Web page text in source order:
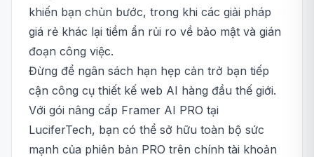
khiến bạn chùn bước, trong khi các giải pháp
giá rẻ khác lại tiềm ẩn rủi ro về bảo mật và gián
đoạn công việc.
Đừng để ngân sách hạn hẹp cản trở bạn tiếp
cận công cụ thiết kế web AI hàng đầu thế giới.
Với gói nâng cấp Framer AI PRO tại
LuciferTech, bạn có thể sở hữu toàn bộ sức
mạnh của phiên bản PRO trên chính tài khoản